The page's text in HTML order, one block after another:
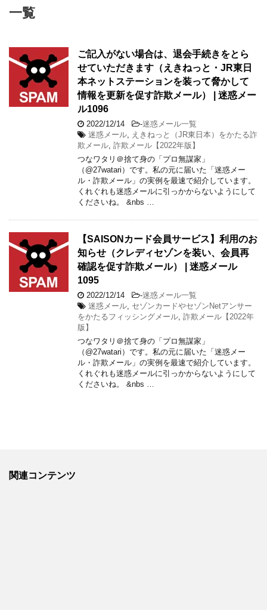
一覧
ご記入がない場合は、退会手続きをとら
せていただきます（えきねっと・JR東日
本ネットステーションを装って脅かして
情報を更新を促す詐欺メール） | 迷惑メー
ル1096
2022/12/14 -迷惑メール一覧
迷惑メール
えきねっと（JR東日本）をかたる詐
欺メール 詐欺メール【2022年版】
つなワタリ＠捨て身の「プロ無謀家」
（@27watari）です。私の元に届いた「迷惑メー
ル・詐欺メール」の実例を最速で紹介しています。
くれぐれも迷惑メールに引っかからないようにして
くださいね。 &nbs …
【SAISONカード会員サービス】利用のお
知らせ（クレディセゾンを装い、会員再
確認を促す詐欺メール） | 迷惑メール
1095
2022/12/14 -迷惑メール一覧
迷惑メール セゾンカードやセゾンNetアンサー
をかたるフィッシングメール 詐欺メール【2022年
版】
つなワタリ＠捨て身の「プロ無謀家」
（@27watari）です。私の元に届いた「迷惑メー
ル・詐欺メール」の実例を最速で紹介しています。
くれぐれも迷惑メールに引っかからないようにして
くださいね。 &nbs …
関連コンテンツ